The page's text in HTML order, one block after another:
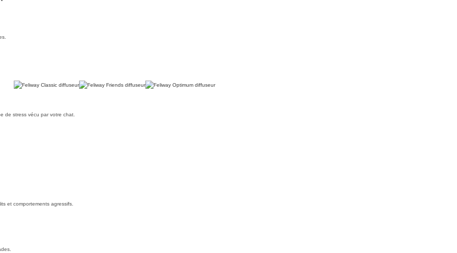
de stress vécu par votre chat.
et comportements agressifs.